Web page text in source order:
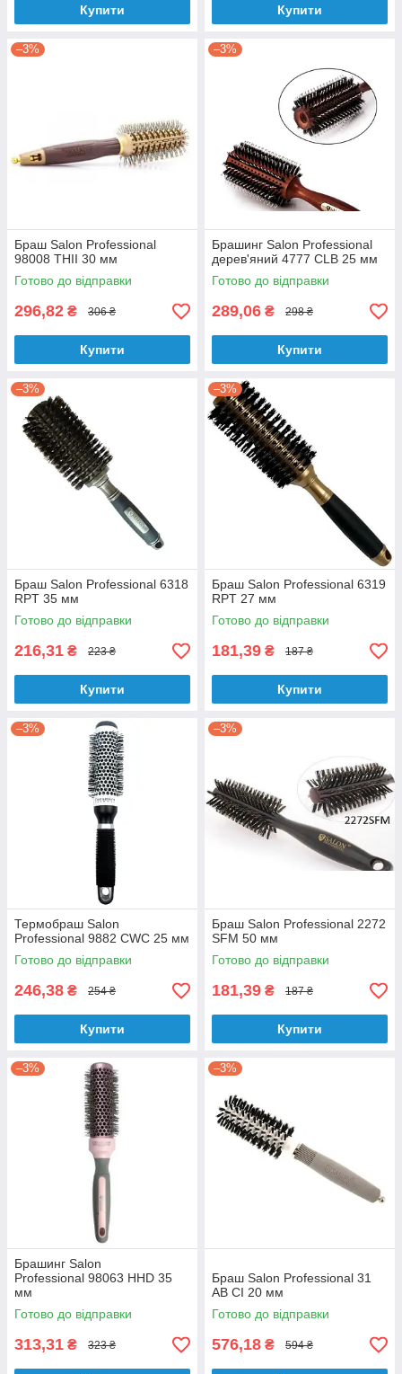
Купити Купити
–3%
Браш Salon Professional
98008 THII 30 мм
Готово до відправки
296,82 ₴ 306 ₴
Купити
–3%
Брашинг Salon Professional
дерев'яний 4777 CLB 25 мм
Готово до відправки
289,06 ₴ 298 ₴
Купити
–3%
Браш Salon Professional 6318
RPT 35 мм
Готово до відправки
216,31 ₴ 223 ₴
Купити
–3%
Браш Salon Professional 6319
RPT 27 мм
Готово до відправки
181,39 ₴ 187 ₴
Купити
–3%
Термобраш Salon
Professional 9882 CWC 25 мм
Готово до відправки
246,38 ₴ 254 ₴
Купити
–3%
Браш Salon Professional 2272
SFM 50 мм
Готово до відправки
181,39 ₴ 187 ₴
Купити
–3%
Брашинг Salon
Professional 98063 HHD 35
мм
Готово до відправки
313,31 ₴ 323 ₴
–3%
Браш Salon Professional 31
AB CI 20 мм
Готово до відправки
576,18 ₴ 594 ₴